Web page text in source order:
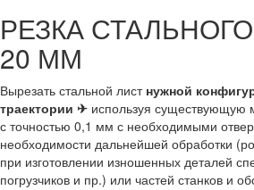
РЕЗКА
20 ММ
Вырезать стальной лист нужной
траектории ✈ используя существующую
с точностью 0,1 мм с необходимыми
необходимости дальнейшей обработки
при изготовлении изношенных деталей
погрузчиков и пр.) или частей станков и